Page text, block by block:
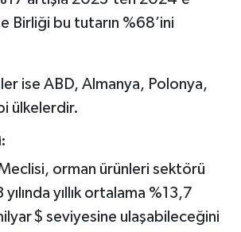
Birliği bu tutarın %68’ini
ise ABD, Almanya, Polonya,
ülkelerdir.
orman ürünleri sektörü
yılında yıllık ortalama %13,7
$ seviyesine ulaşabileceğini